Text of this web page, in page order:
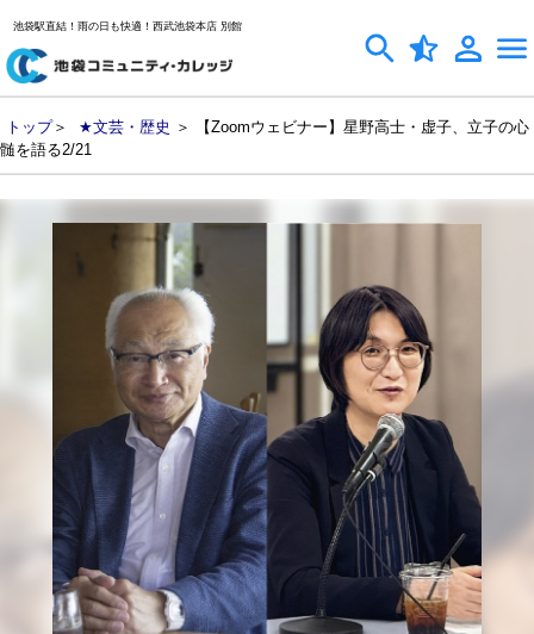
池袋駅直結！雨の日も快適！西武池袋本店 別館
トップ＞ ★文芸・歴史 ＞ 【Zoomウェビナー】星野高士・虚子、立子の心
髄を語る2/21